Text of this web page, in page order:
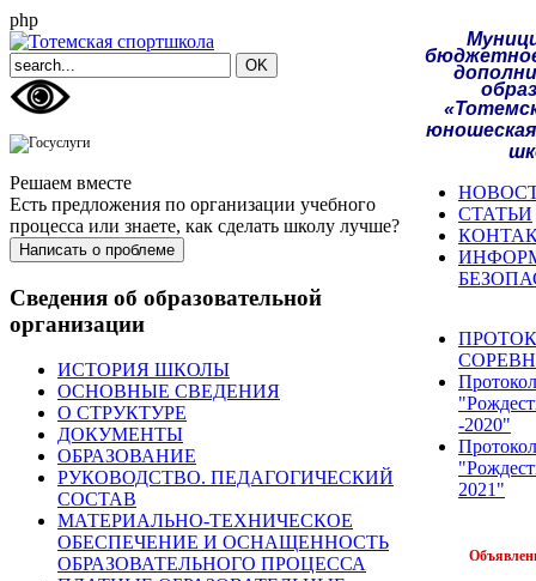
php
Решаем вместе
Есть предложения по организации учебного
процесса или знаете, как сделать школу лучше?
Написать о проблеме
Сведения об образовательной
организации
ИСТОРИЯ ШКОЛЫ
ОСНОВНЫЕ СВЕДЕНИЯ
О СТРУКТУРЕ
ДОКУМЕНТЫ
ОБРАЗОВАНИЕ
РУКОВОДСТВО. ПЕДАГОГИЧЕСКИЙ
СОСТАВ
МАТЕРИАЛЬНО-ТЕХНИЧЕСКОЕ
ОБЕСПЕЧЕНИЕ И ОСНАЩЕННОСТЬ
ОБРАЗОВАТЕЛЬНОГО ПРОЦЕССА
СТАТЬИ
-2020"
2021"